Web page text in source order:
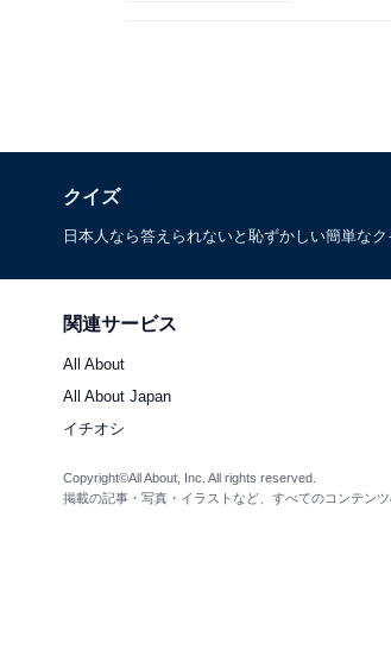
クイズ
日本人なら答えられないと恥ずかしい簡単な
関連サービス
All About
All About Japan
イチオシ
Copyright©All About, Inc. All rights reserved.
掲載の記事・写真・イラストなど、すべてのコンテン